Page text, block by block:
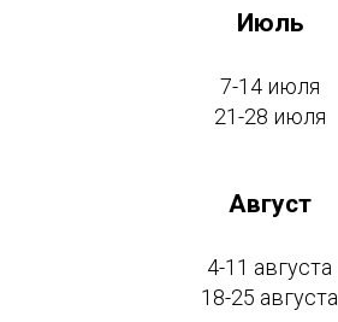
Июль
7-14 июля
21-28 июля
Август
4-11 августа
18-25 августа